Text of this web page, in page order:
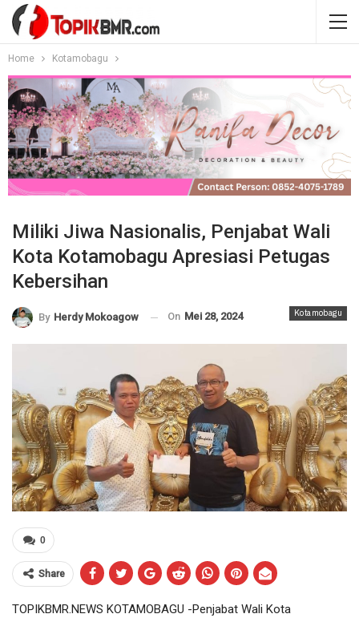
Home Kotamobagu
Miliki Jiwa Nasionalis, Penjabat Wali
Kota Kotamobagu Apresiasi Petugas
Kebersihan
Kotamobagu
By Herdy Mokoagow On Mei 28, 2024
0
Share
TOPIKBMR.NEWS KOTAMOBAGU -Penjabat Wali Kota